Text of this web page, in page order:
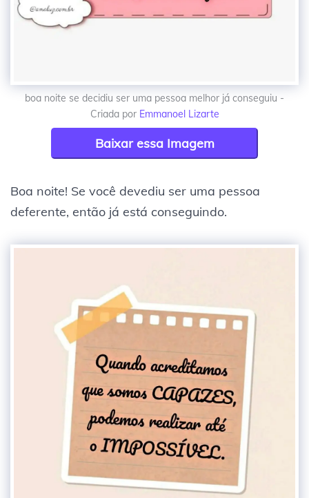
boa noite se decidiu ser uma pessoa melhor já conseguiu -
Criada por Emmanoel Lizarte
Baixar essa Imagem
Boa noite! Se você devediu ser uma pessoa
deferente, então já está conseguindo.